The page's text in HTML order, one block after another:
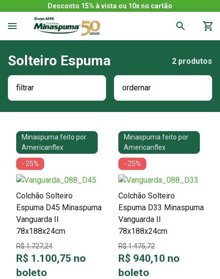
Desconto 15% à vista ou 10x no cartão
Solteiro Espuma 2 produtos
filtrar ordernar
Minaspuma feito por
Americanflex
- 25%
Colchão Solteiro
Espuma D45 Minaspuma
Vanguarda II
78x188x24cm
R$ 1.727,24
R$ 1.100,75 no
boleto
Minaspuma feito por
Americanflex
- 25%
Colchão Solteiro
Espuma D33 Minaspuma
Vanguarda II
78x188x24cm
R$ 1.475,72
R$ 940,10 no
boleto